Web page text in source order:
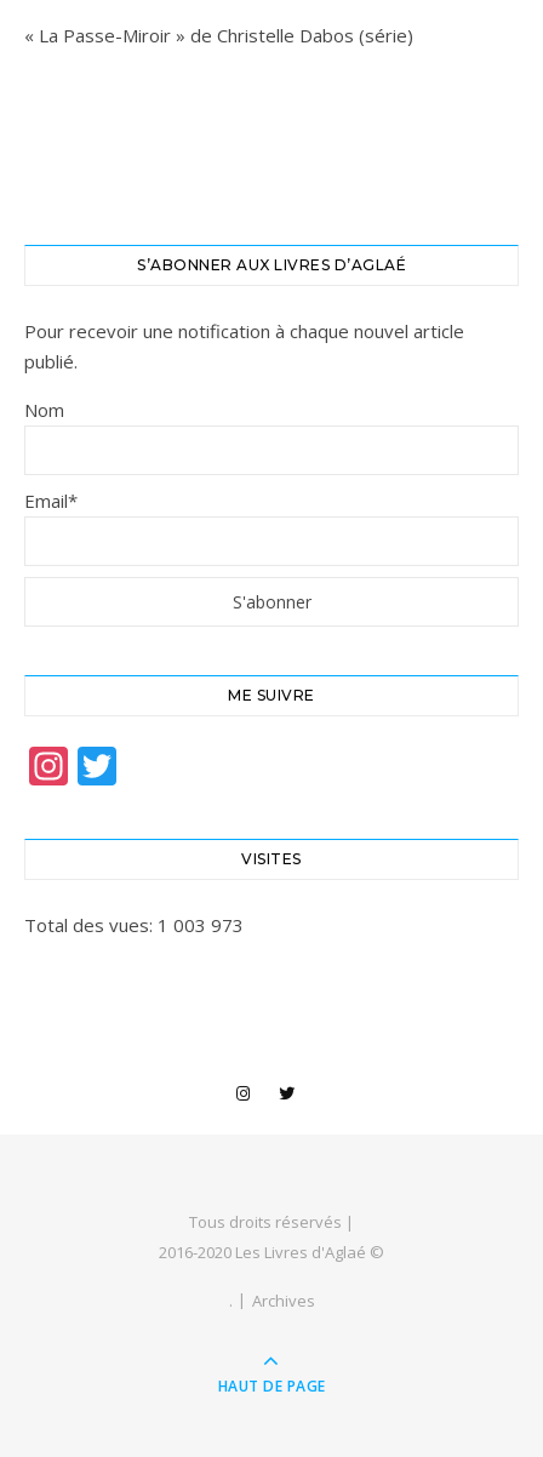
« La Passe-Miroir » de Christelle Dabos (série)
S’ABONNER AUX LIVRES D’AGLAÉ
Pour recevoir une notification à chaque nouvel article
publié.
Nom
Email*
ME SUIVRE
Instagram
VISITES
Total des vues: 1 003 973
Tous droits réservés |
2016-2020 Les Livres d'Aglaé ©
. Archives
HAUT DE PAGE